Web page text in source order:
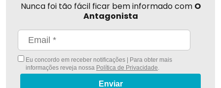
Nunca foi tão fácil ficar bem informado com O
Antagonista
Eu concordo em receber notificações | Para obter mais
informações reveja nossa Política de Privacidade.
Enviar